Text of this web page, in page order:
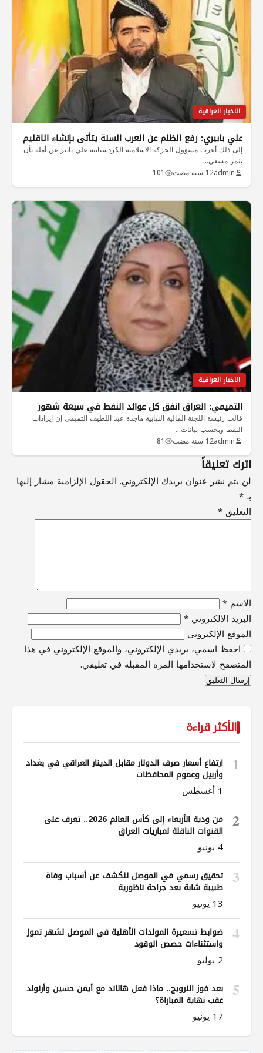
الاخبار العراقية
علي بابيري: رفع الظلم عن العرب السنة يتأتى بإنشاء الاقليم
إلى ذلك أعرب مسؤول الحركة الاسلامية الكردستانية علي بابير عن أمله بأن
يثمر مسعى…
admin12 سنة مضت 101
الاخبار العراقية
التميمي: العراق انفق كل عوائد النفط في سبعة شهور
قالت رئيسة اللجنة المالية النيابية ماجدة عبد اللطيف التميمي إن إيرادات
النفط وبحسب بيانات…
admin12 سنة مضت 81
اترك تعليقاً
لن يتم نشر عنوان بريدك الإلكتروني. الحقول الإلزامية مشار إليها
بـ*
التعليق*
الاسم *
البريد الإلكتروني *
الموقع الإلكتروني
احفظ اسمي، بريدي الإلكتروني، والموقع الإلكتروني في هذا
المتصفح لاستخدامها المرة المقبلة في تعليقي.
الأكثر قراءة
1 ارتفاع أسعار صرف الدولار مقابل الدينار العراقي في بغداد
وأربيل وعموم المحافظات
1 أغسطس
2 من ودية الأربعاء إلى كأس العالم 2026.. تعرف على
القنوات الناقلة لمباريات العراق
4 يونيو
3 تحقيق رسمي في الموصل للكشف عن أسباب وفاة
طبيبة شابة بعد جراحة ناظورية
13 يونيو
4 ضوابط تسعيرة المولدات الأهلية في الموصل لشهر تموز
واستثناءات حصص الوقود
2 يوليو
5 بعد فوز النرويج.. ماذا فعل هالاند مع أيمن حسين وأرنولد
عقب نهاية المباراة؟
17 يونيو